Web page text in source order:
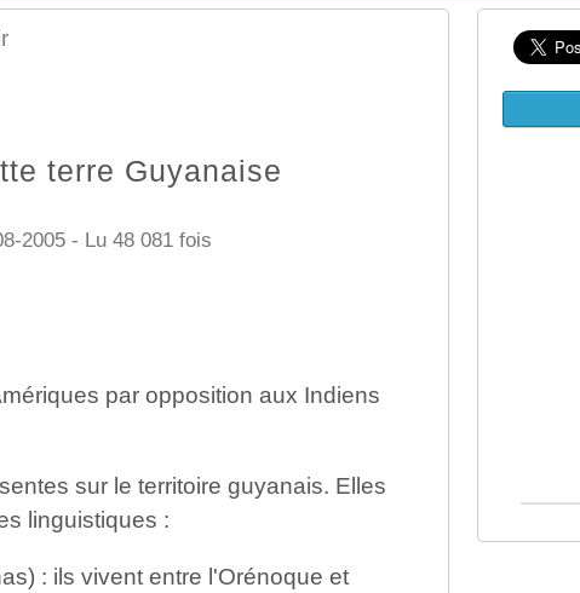
terre Guyanaise
2005 - Lu 48 081 fois
par opposition aux Indiens
sur le territoire guyanais. Elles
linguistiques :
: ils vivent entre l'Orénoque et